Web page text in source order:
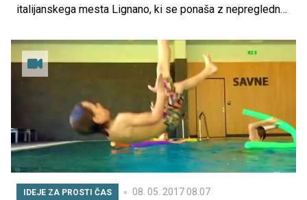
italijanskega mesta Lignano, ki se ponaša z nepregledno
imeli izgovorov, da si ne vzamete časa zase.
IDEJE ZA PROSTI ČAS 08. 05. 2017 08.07